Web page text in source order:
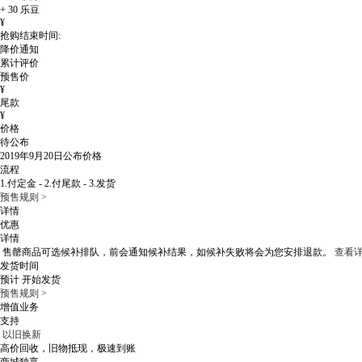
+ 30 乐豆
¥
抢购结束时间:
降价通知
累计评价
预售价
¥
尾款
¥
价格
待公布
2019年9月20日 公布价格
流程
1.付定金 - 2.付尾款 - 3.发货
预售规则 >
详情
优惠
详情
售罄商品可选候补排队， 前会通知候补结果，如候补失败将会为您安排退款。
查看
发货时间
预计 开始发货
预售规则 >
增值业务
支持
以旧换新
高价回收，旧物抵现，极速到账